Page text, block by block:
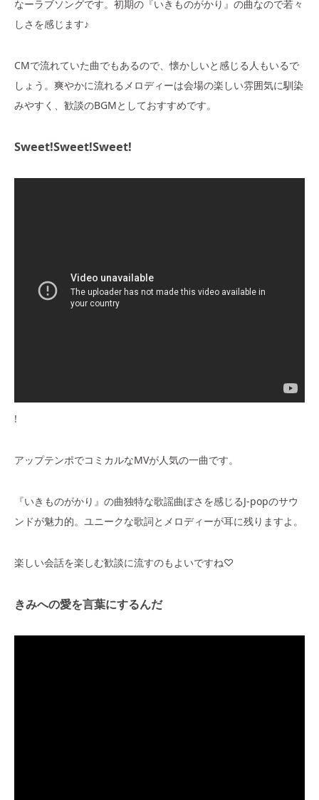
なーラブソングです。初期の『いきものがかり』の曲なので若々
しさを感じます♪
CMで流れていた曲でもあるので、懐かしいと感じる人もいるで
しょう。爽やかに流れるメロディーは会場の楽しい雰囲気に馴染
みやすく、歓談のBGMとしておすすめです。
Sweet!Sweet!Sweet!
!
アップテンポでコミカルなMVが人気の一曲です。
『いきものがかり』の曲独特な歌謡曲ぽさを感じるJ-popのサウ
ンドが魅力的。ユニークな歌詞とメロディーが耳に残りますよ。
楽しい会話を楽しむ歓談に流すのもよいですね♡
きみへの愛を言葉にするんだ